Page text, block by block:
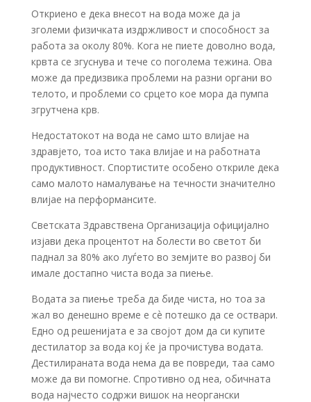
Откриено е дека внесот на вода може да ја
зголеми физичката издржливост и способност за
работа за околу 80%. Кога не пиете доволно вода,
крвта се згуснува и тече со поголема тежина. Ова
може да предизвика проблеми на разни органи во
телото, и проблеми со срцето кое мора да пумпа
згрутчена крв.
Недостатокот на вода не само што влијае на
здравјето, тоа исто така влијае и на работната
продуктивност. Спортистите особено откриле дека
само малото намалување на течности значително
влијае на перформансите.
Светската Здравствена Организација официјално
изјави дека процентот на болести во светот би
паднал за 80% ако луѓето во земјите во развој би
имале достапно чиста вода за пиење.
Водата за пиење треба да биде чиста, но тоа за
жал во денешно време е сѐ потешко да се оствари.
Едно од решенијата е за својот дом да си купите
дестилатор за вода кој ќе ја прочистува водата.
Дестилираната вода нема да ве повреди, таа само
може да ви помогне. Спротивно од неа, обичната
вода најчесто содржи вишок на неоргански